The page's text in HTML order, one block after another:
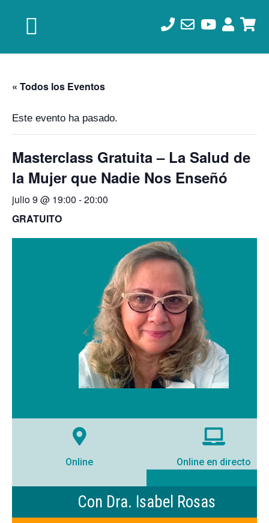
« Todos los Eventos
Este evento ha pasado.
Masterclass Gratuita – La Salud de
la Mujer que Nadie Nos Enseñó
julio 9 @ 19:00 -20:00
GRATUITO
Online Online en directo
Con Dra. Isabel Rosas